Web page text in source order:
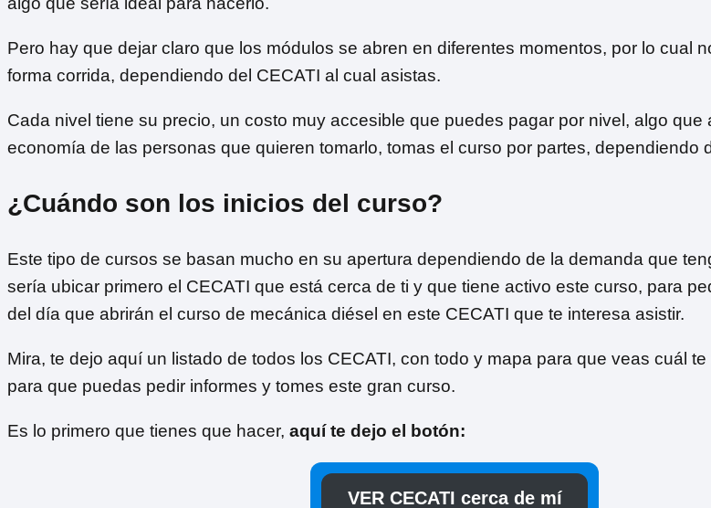
Pero hay que dejar claro que los módulos se abren en diferentes momentos, por lo cual
forma corrida, dependiendo del CECATI al cual asistas.
Cada nivel tiene su precio, un costo muy accesible que puedes pagar por nivel, algo que
economía de las personas que quieren tomarlo, tomas el curso por partes, dependiendo
¿Cuándo son los inicios del curso?
Este tipo de cursos se basan mucho en su apertura dependiendo de la demanda que
sería ubicar primero el CECATI que está cerca de ti y que tiene activo este curso, para
del día que abrirán el curso de mecánica diésel en este CECATI que te interesa asistir.
Mira, te dejo aquí un listado de todos los CECATI, con todo y mapa para que veas cuál
para que puedas pedir informes y tomes este gran curso.
Es lo primero que tienes que hacer, aquí te dejo el botón:
VER CECATI cerca de mí